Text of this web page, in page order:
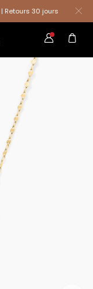
| Retours 30 jours